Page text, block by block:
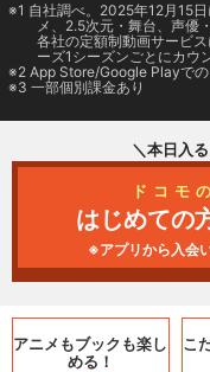
1 自社調べ。2025年12月15
メ、2.5次元・舞台、声優
各社の定額制動画サービ
ーズ1シーズンごとにカウ
2 App Store/Google Playで
3 一部個別課金あり
＼本日入
ドコモ
はじめての
※アプリから入会
アニメもブックも楽し
める！
こ